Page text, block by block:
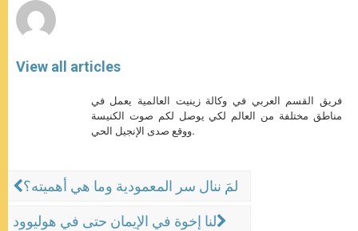
View all articles
فريق القسم العربي في وكالة زينيت العالمية يعمل في
مناطق مختلفة من العالم لكي يوصل لكم صوت الكنيسة
ووقع صدى الإنجيل الحي.
لمَ ننال سر المعمودية وما هي أهميته؟
لنا إخوة في الإيمان حتى في هوليوود